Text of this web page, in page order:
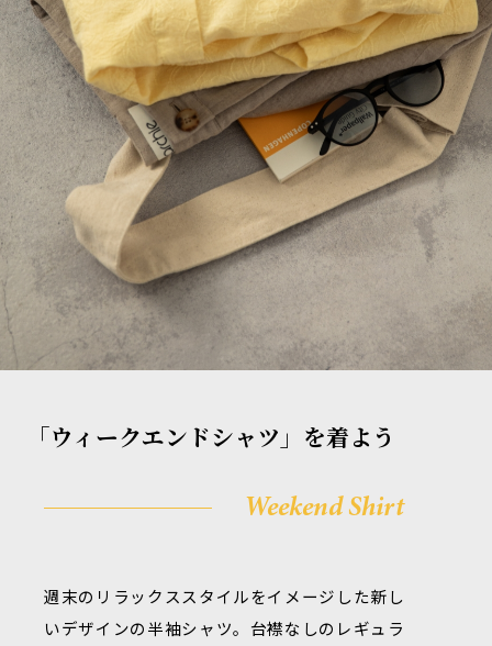
「ウィークエンドシャツ」を着よう
Weekend Shirt
週末のリラックススタイルをイメージした新し
いデザインの半袖シャツ。台襟なしのレギュラ